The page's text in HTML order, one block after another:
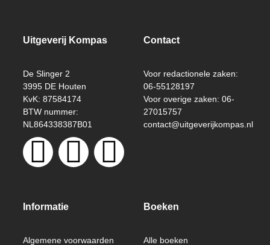
Uitgeverij Kompas
De Slinger 2
3995 DE Houten
KvK: 87584174
BTW nummer:
NL864338387B01
Contact
Voor redactionele zaken:
06-55128197
Voor overige zaken: 06-
27015757
contact@uitgeverijkompas.nl
Informatie
Algemene voorwaarden
Boeken
Alle boeken